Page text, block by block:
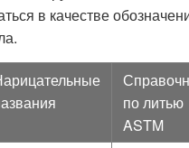
в качестве
по литью
ASTM